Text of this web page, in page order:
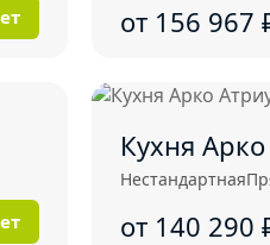
от 156 967
Кухня
Нестандартная
от 140 290